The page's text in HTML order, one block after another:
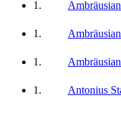
Antonius